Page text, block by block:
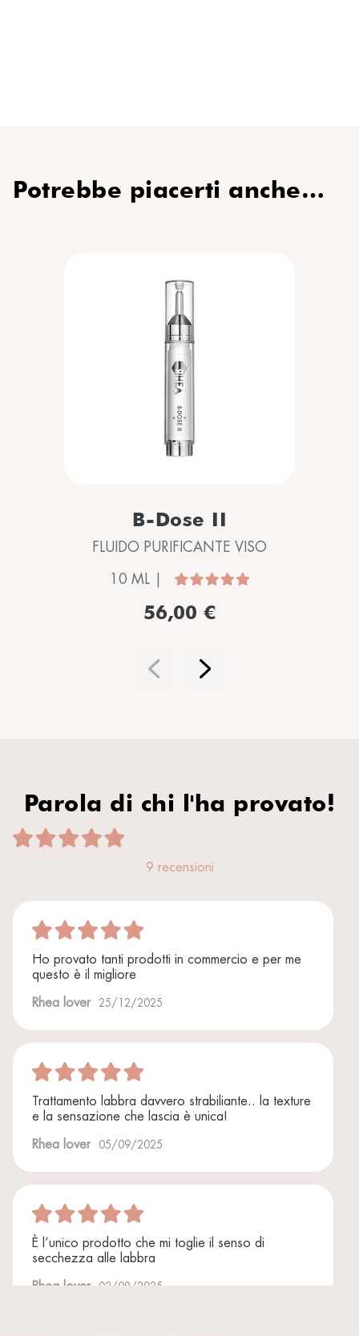
Potrebbe piacerti anche…
B-Dose II
FLUIDO PURIFICANTE VISO
10 ML |
56,00 €
Parola di chi l'ha provato!
9 recensioni
Ho provato tanti prodotti in commercio e per me
questo è il migliore
Rhea lover 25/12/2025
Trattamento labbra davvero strabiliante.. la texture
e la sensazione che lascia è unica!
Rhea lover 05/09/2025
È l’unico prodotto che mi toglie il senso di
secchezza alle labbra
Rhea lover 02/08/2025